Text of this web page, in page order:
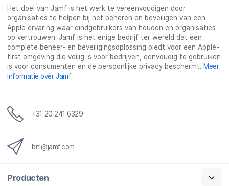
Het doel van Jamf is het werk te vereenvoudigen door
organisaties te helpen bij het beheren en beveiligen van een
Apple ervaring waar eindgebruikers van houden en organisaties
op vertrouwen. Jamf is het enige bedrijf ter wereld dat een
complete beheer- en beveiligingsoplossing biedt voor een Apple-
first omgeving die veilig is voor bedrijven, eenvoudig te gebruiken
is voor consumenten en de persoonlijke privacy beschermt. Meer
informatie over Jamf.
+31 20 241 6329
bnl@jamf.com
Producten